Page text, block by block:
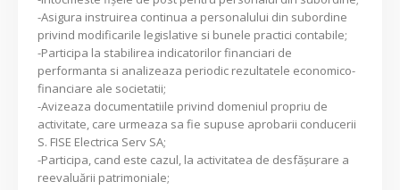
-Asigura instruirea continua a personalului din subordine
privind modificarile legislative si bunele practici contabile;
-Participa la stabilirea indicatorilor financiari de
performanta si analizeaza periodic rezultatele economico-
financiare ale societatii;
-Avizeaza documentatiile privind domeniul propriu de
activitate, care urmeaza sa fie supuse aprobarii conducerii
S. FISE Electrica Serv SA;
-Participa, cand este cazul, la activitatea de desfăşurare a
reevaluării patrimoniale;